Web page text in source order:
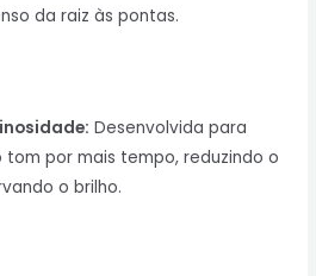
da raiz às pontas.
Desenvolvida para
por mais tempo, reduzindo o
o brilho.